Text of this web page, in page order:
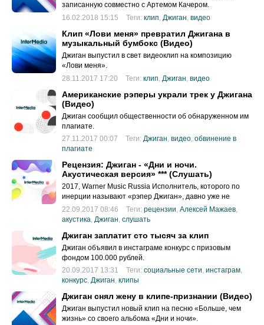
записанную совместно с Артемом Качером.
16.02.2018 15:15
Теги: клип, Джиган, видео
Клип «Лови меня» превратил Джигана в
музыкальный бумбокс (Видео)
Джиган выпустил в свет видеоклип на композицию
«Лови меня».
28.11.2017 17:20
Теги: клип Джиган видео
Американские рэперы украли трек у Джигана
(Видео)
Джиган сообщил общественности об обнаруженном им
плагиате.
27.11.2017 00:07
Теги: Джиган, видео, обвинение в
плагиате
Рецензия: Джиган - «Дни и ночи.
Акустическая версия» *** (Слушать)
2017, Warner Music Russia Исполнитель, которого по
инерции называют «рэпер Джиган», давно уже не
рэпер, и новый мини-альбом ещё раз доказывает это.
22.09.2017 08:46 Теги: рецензии Алексей Мажаев
акустика Джиган слушать
Джиган заплатит сто тысяч за клип
Джиган объявил в инстаграме конкурс с призовым
фондом 100.000 рублей.
20.09.2017 13:31
Теги: социальные сети, инстаграм,
конкурс, Джиган, клипы
Джиган снял жену в клипе-признании (Видео)
Джиган выпустил новый клип на песню «Больше, чем
жизнь» со своего альбома «Дни и ночи».